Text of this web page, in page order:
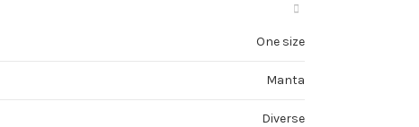
One size
Manta
Diverse